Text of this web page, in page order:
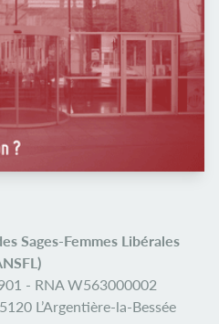
Sages-Femmes Libérales
- RNA W563000002
L’Argentière-la-Bessée